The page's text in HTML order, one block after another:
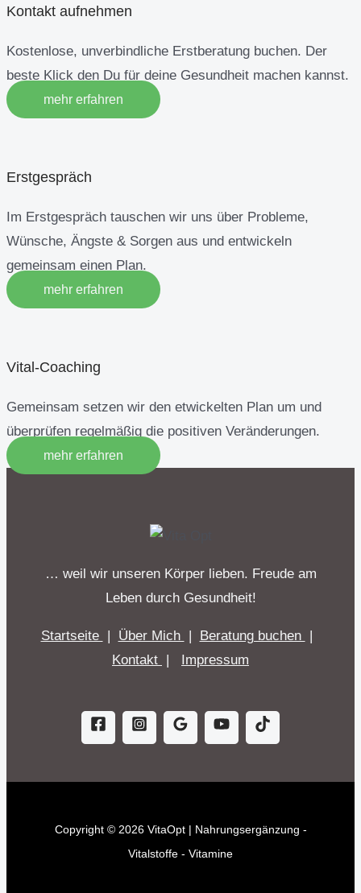
Kontakt aufnehmen
Kostenlose, unverbindliche Erstberatung buchen. Der
beste Klick den Du für deine Gesundheit machen kannst.
mehr erfahren
Erstgespräch
Im Erstgespräch tauschen wir uns über Probleme,
Wünsche, Ängste & Sorgen aus und entwickeln
gemeinsam einen Plan.
mehr erfahren
Vital-Coaching
Gemeinsam setzen wir den etwickelten Plan um und
überprüfen regelmäßig die positiven Veränderungen.
mehr erfahren
… weil wir unseren Körper lieben. Freude am
Leben durch Gesundheit!
Startseite | Über Mich | Beratung buchen |
Kontakt | Impressum
Copyright © 2026 VitaOpt | Nahrungsergänzung -
Vitalstoffe - Vitamine